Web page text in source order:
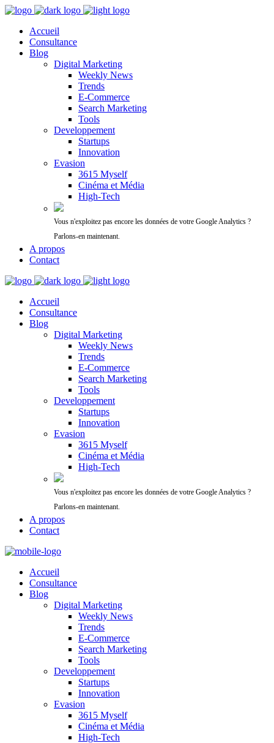
Accueil
Consultance
Blog
Digital Marketing
Weekly News
Trends
E-Commerce
Search Marketing
Tools
Developpement
Startups
Innovation
Evasion
3615 Myself
Cinéma et Média
High-Tech
Vous n'exploitez pas encore les données de votre Google Analytics ?
Parlons-en maintenant.
A propos
Contact
Accueil
Consultance
Blog
Digital Marketing
Weekly News
Trends
E-Commerce
Search Marketing
Tools
Developpement
Startups
Innovation
Evasion
3615 Myself
Cinéma et Média
High-Tech
Vous n'exploitez pas encore les données de votre Google Analytics ?
Parlons-en maintenant.
A propos
Contact
Accueil
Consultance
Blog
Digital Marketing
Weekly News
Trends
E-Commerce
Search Marketing
Tools
Developpement
Startups
Innovation
Evasion
3615 Myself
Cinéma et Média
High-Tech